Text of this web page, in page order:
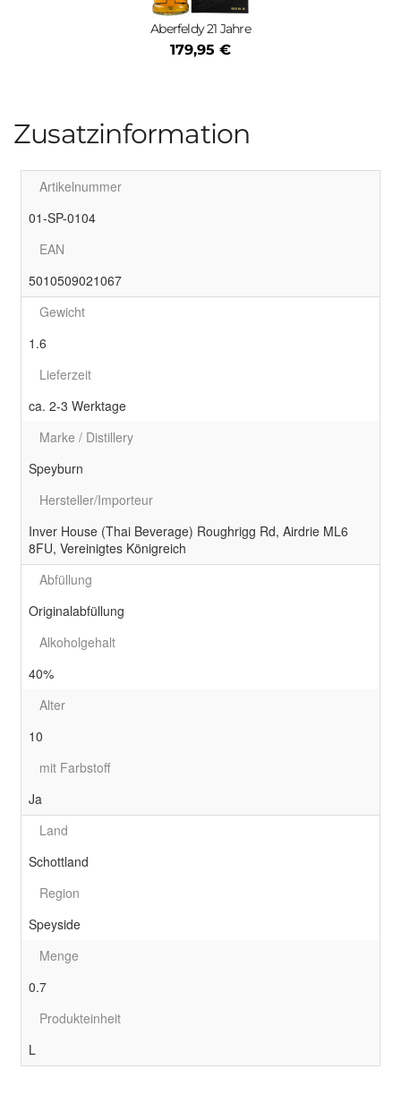
Aberfeldy 21 Jahre
179,95 €
Zusatzinformation
Artikelnummer
01-SP-0104
EAN
5010509021067
Gewicht
1.6
Lieferzeit
ca. 2-3 Werktage
Marke / Distillery
Speyburn
Hersteller/Importeur
Inver House (Thai Beverage) Roughrigg Rd, Airdrie ML6
8FU, Vereinigtes Königreich
Abfüllung
Originalabfüllung
Alkoholgehalt
40%
Alter
10
mit Farbstoff
Ja
Land
Schottland
Region
Speyside
Menge
0.7
Produkteinheit
L